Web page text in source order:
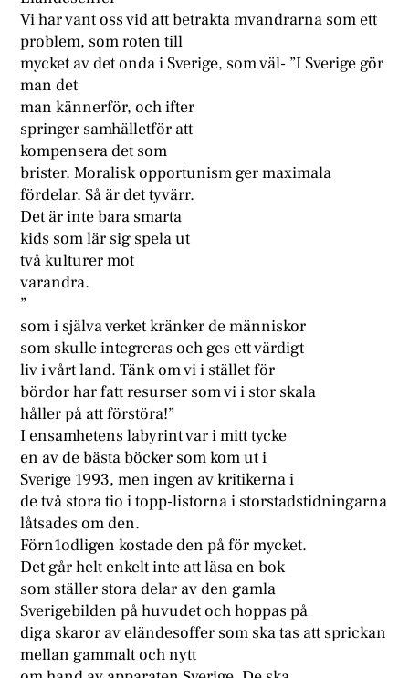
Vi har vant oss vid att betrakta mvandrarna som ett
problem, som roten till
mycket av det onda i Sverige, som väl- ”I Sverige gör
man det
man kännerför, och ifter
springer samhälletför att
kompensera det som
brister. Moralisk opportunism ger maximala
fördelar. Så är det tyvärr.
Det är inte bara smarta
kids som lär sig spela ut
två kulturer mot
varandra.
”
som i själva verket kränker de människor
som skulle integreras och ges ett värdigt
liv i vårt land. Tänk om vi i stället för
bördor har fatt resurser som vi i stor skala
håller på att förstöra!”
I ensamhetens labyrint var i mitt tycke
en av de bästa böcker som kom ut i
Sverige 1993, men ingen av kritikerna i
de två stora tio i topp-listorna i storstadstidningarna
låtsades om den.
Förn1odligen kostade den på för mycket.
Det går helt enkelt inte att läsa en bok
som ställer stora delar av den gamla
Sverigebilden på huvudet och hoppas på
diga skaror av eländesoffer som ska tas att sprickan
mellan gammalt och nytt